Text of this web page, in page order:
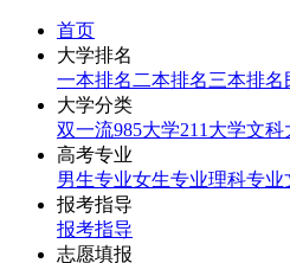
首页
大学排名
一本排名 二本排名三本排名
大学分类
双一流985大学211大学文科
高考专业
男生专业女生专业理科专业
报考指导
报考指导
志愿填报